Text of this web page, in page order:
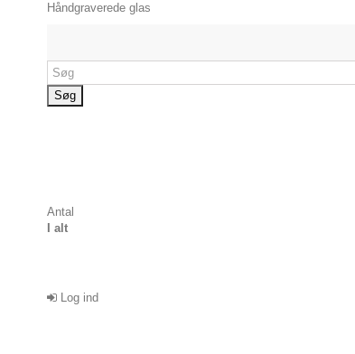
Håndgraverede glas
Søg
Antal
I alt
Log ind